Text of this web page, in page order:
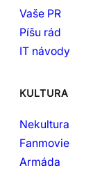
Vaše PR
Píšu rád
IT návody
KULTURA
Nekultura
Fanmovie
Armáda